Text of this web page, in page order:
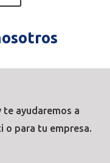
te ayudaremos a
o para tu empresa.